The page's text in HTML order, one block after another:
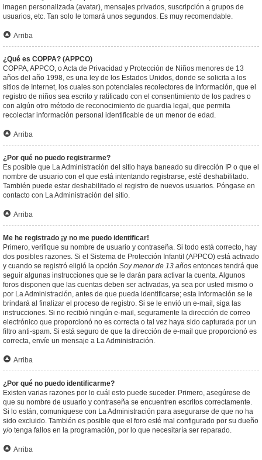
imagen personalizada (avatar), mensajes privados, suscripción a grupos de
usuarios, etc. Tan solo le tomará unos segundos. Es muy recomendable.
Arriba
¿Qué es COPPA? (APPCO)
COPPA, APPCO, o Acta de Privacidad y Protección de Niños menores de 13
años del año 1998, es una ley de los Estados Unidos, donde se solicita a los
sitios de Internet, los cuales son potenciales recolectores de información, que el
registro de niños sea escrito y ratificado con el consentimiento de los padres o
con algún otro método de reconocimiento de guardia legal, que permita
recolectar información personal identificable de un menor de edad.
Arriba
¿Por qué no puedo registrarme?
Es posible que La Administración del sitio haya baneado su dirección IP o que el
nombre de usuario con el que está intentando registrarse, esté deshabilitado.
También puede estar deshabilitado el registro de nuevos usuarios. Póngase en
contacto con La Administración del sitio.
Arriba
Me he registrado ¡y no me puedo identificar!
Primero, verifique su nombre de usuario y contraseña. Si todo está correcto, hay
dos posibles razones. Si el Sistema de Protección Infantil (APPCO) está activado
y cuando se registró eligió la opción Soy menor de 13 años entonces tendrá que
seguir algunas instrucciones que se le darán para activar la cuenta. Algunos
foros disponen que las cuentas deben ser activadas, ya sea por usted mismo o
por La Administración, antes de que pueda identificarse; esta información se le
brindará al finalizar el proceso de registro. Si se le envió un e-mail, siga las
instrucciones. Si no recibió ningún e-mail, seguramente la dirección de correo
electrónico que proporcionó no es correcta o tal vez haya sido capturada por un
filtro anti-spam. Si está seguro de que la dirección de e-mail que proporcionó es
correcta, envíe un mensaje a La Administración.
Arriba
¿Por qué no puedo identificarme?
Existen varias razones por lo cuál esto puede suceder. Primero, asegúrese de
que su nombre de usuario y contraseña se encuentren escritos correctamente.
Si lo están, comuníquese con La Administración para asegurarse de que no ha
sido excluido. También es posible que el foro esté mal configurado por su dueño
y/o tenga fallos en la programación, por lo que necesitaría ser reparado.
Arriba